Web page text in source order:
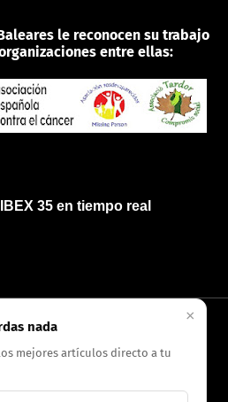
le reconocen su trabajo
entre ellas:
35 en tiempo real
POLÍTICA DE PRIVACIDAD
×
nada
mejores artículos directo a tu